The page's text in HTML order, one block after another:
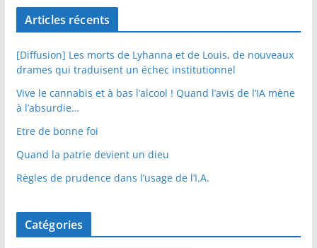
Articles récents
[Diffusion] Les morts de Lyhanna et de Louis, de nouveaux
drames qui traduisent un échec institutionnel
Vive le cannabis et à bas l’alcool ! Quand l’avis de l’IA mène
à l’absurdie…
Etre de bonne foi
Quand la patrie devient un dieu
Règles de prudence dans l’usage de l’I.A.
Catégories